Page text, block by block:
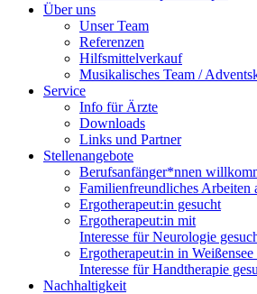
Über uns
Unser Team
Referenzen
Hilfsmittelverkauf
Musikalisches Team /
Service
Info für Ärzte
Downloads
Links und Partner
Stellenangebote
Berufsanfänger*nnen
Familienfreundliches Arbeiten
Ergotherapeut:in gesucht
Ergotherapeut:in mit
Interesse für Neurologie
Ergotherapeut:in in
Interesse für Handtherapie
Nachhaltigkeit